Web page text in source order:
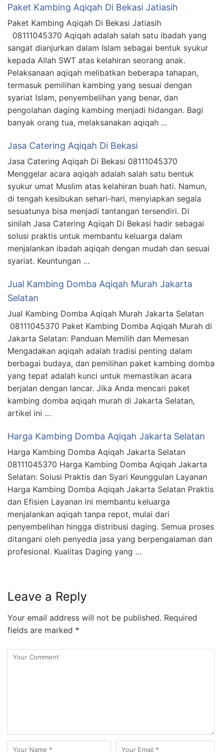
Paket Kambing Aqiqah Di Bekasi Jatiasih
Paket Kambing Aqiqah Di Bekasi Jatiasih
08111045370 Aqiqah adalah salah satu ibadah yang
sangat dianjurkan dalam Islam sebagai bentuk syukur
kepada Allah SWT atas kelahiran seorang anak.
Pelaksanaan aqiqah melibatkan beberapa tahapan,
termasuk pemilihan kambing yang sesuai dengan
syariat Islam, penyembelihan yang benar, dan
pengolahan daging kambing menjadi hidangan. Bagi
banyak orang tua, melaksanakan aqiqah …
Jasa Catering Aqiqah Di Bekasi
Jasa Catering Aqiqah Di Bekasi 08111045370
Menggelar acara aqiqah adalah salah satu bentuk
syukur umat Muslim atas kelahiran buah hati. Namun,
di tengah kesibukan sehari-hari, menyiapkan segala
sesuatunya bisa menjadi tantangan tersendiri. Di
sinilah Jasa Catering Aqiqah Di Bekasi hadir sebagai
solusi praktis untuk membantu keluarga dalam
menjalankan ibadah aqiqah dengan mudah dan sesuai
syariat. Keuntungan …
Jual Kambing Domba Aqiqah Murah Jakarta
Selatan
Jual Kambing Domba Aqiqah Murah Jakarta Selatan
08111045370 Paket Kambing Domba Aqiqah Murah di
Jakarta Selatan: Panduan Memilih dan Memesan
Mengadakan aqiqah adalah tradisi penting dalam
berbagai budaya, dan pemilihan paket kambing domba
yang tepat adalah kunci untuk memastikan acara
berjalan dengan lancar. Jika Anda mencari paket
kambing domba aqiqah murah di Jakarta Selatan,
artikel ini …
Harga Kambing Domba Aqiqah Jakarta Selatan
Harga Kambing Domba Aqiqah Jakarta Selatan
08111045370 Harga Kambing Domba Aqiqah Jakarta
Selatan: Solusi Praktis dan Syari Keunggulan Layanan
Harga Kambing Domba Aqiqah Jakarta Selatan Praktis
dan Efisien Layanan ini membantu keluarga
menjalankan aqiqah tanpa repot, mulai dari
penyembelihan hingga distribusi daging. Semua proses
ditangani oleh penyedia jasa yang berpengalaman dan
profesional. Kualitas Daging yang …
Leave a Reply
Your email address will not be published. Required
fields are marked *